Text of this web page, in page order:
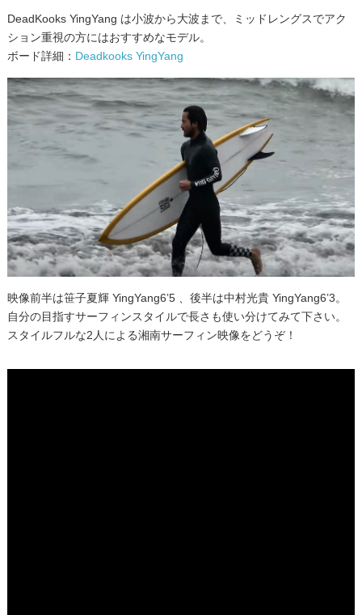
DeadKooks YingYang は小波から大波まで、ミッドレングスでアク
ション重視の方にはおすすめなモデル。
ボード詳細： Deadkooks YingYang
映像前半は笹子夏輝 YingYang6’5 、後半は中村光貴 YingYang6’3。
自分の目指すサーフィンスタイルで長さも使い分けてみて下さい。
スタイルフルな2人による湘南サーフィン映像をどうぞ！